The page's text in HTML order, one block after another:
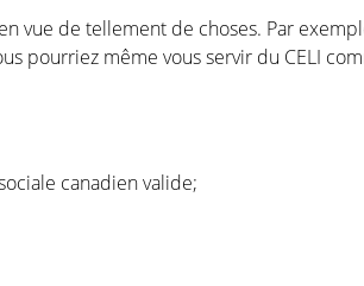
vue de tellement de choses. Par
pourriez même vous servir du CELI
canadien valide;